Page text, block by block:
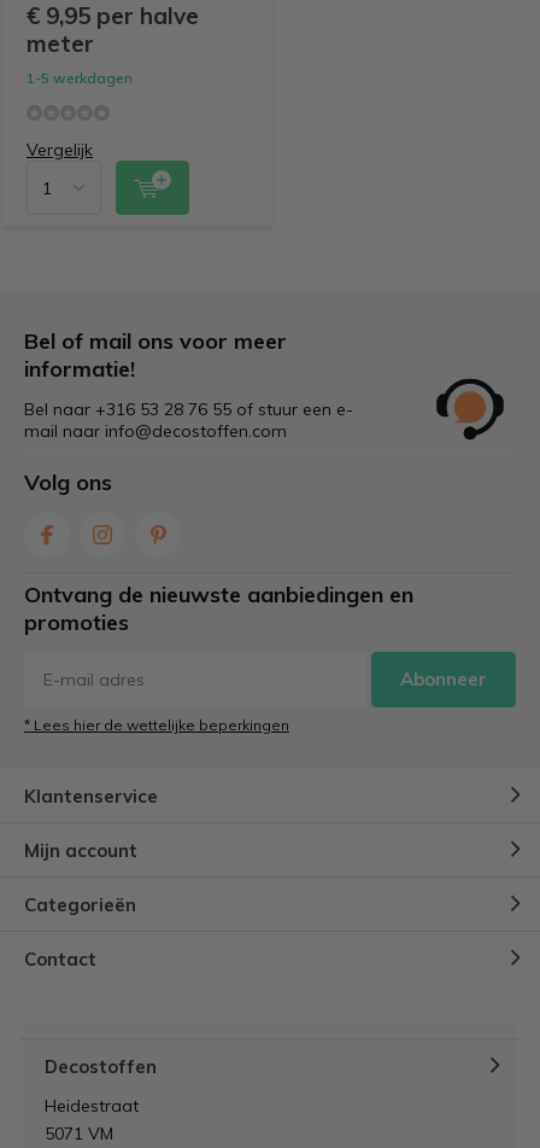
€ 9,95 per halve
meter
1-5 werkdagen
Vergelijk
Bel of mail ons voor meer
informatie!
Bel naar +316 53 28 76 55 of stuur een e-
mail naar info@decostoffen.com
Volg ons
Ontvang de nieuwste aanbiedingen en
promoties
Abonneer
* Lees hier de wettelijke beperkingen
Klantenservice
Mijn account
Categorieën
Contact
Decostoffen
Heidestraat
5071 VM